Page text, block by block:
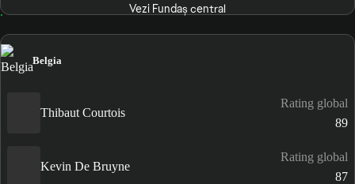
Vezi Fundaș central
Belgia
Thibaut Courtois
Rating global
89
Kevin De Bruyne
Rating global
87